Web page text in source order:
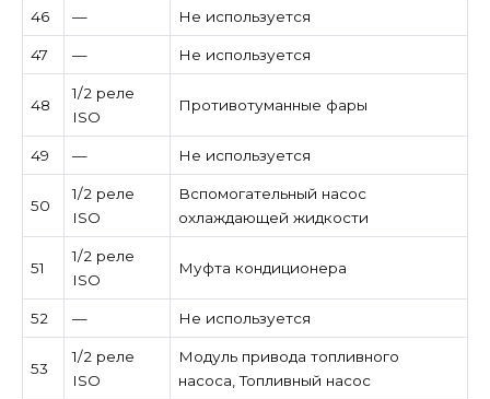
46 — Не используется
47 — Не используется
48
1/2 реле
ISO
Противотуманные фары
49 — Не используется
50
1/2 реле
ISO
Вспомогательный насос
охлаждающей жидкости
51
1/2 реле
ISO
Муфта кондиционера
52 — Не используется
53
1/2 реле
ISO
Модуль привода топливного
насоса, Топливный насос